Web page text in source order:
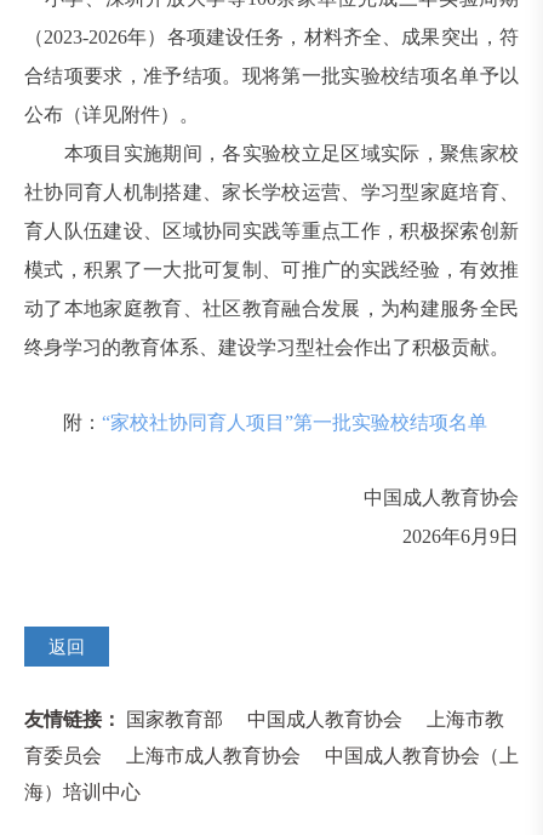
（2023-2026年）各项建设任务，材料齐全、成果突出，符
合结项要求，准予结项。现将第一批实验校结项名单予以
公布（详见附件）。
本项目实施期间，各实验校立足区域实际，聚焦家校
社协同育人机制搭建、家长学校运营、学习型家庭培育、
育人队伍建设、区域协同实践等重点工作，积极探索创新
模式，积累了一大批可复制、可推广的实践经验，有效推
动了本地家庭教育、社区教育融合发展，为构建服务全民
终身学习的教育体系、建设学习型社会作出了积极贡献。
附： “家校社协同育人项目”第一批实验校结项名单
中国成人教育协会
2026年6月9日
返回
友情链接： 国家教育部 中国成人教育协会
上海市教
育委员会
上海市成人教育协会
中国成人教育协会（上
海）培训中心